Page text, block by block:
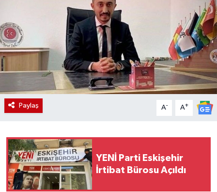
Paylaş A- A+
YENİ Parti Eskişehir
İrtibat Bürosu Açıldı